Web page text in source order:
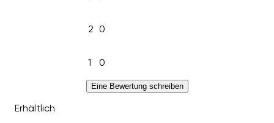
2 0
1 0
Eine Bewertung schreiben
Erhältlich